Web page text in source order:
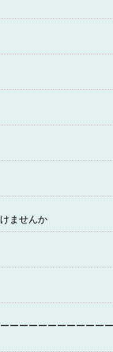
ませんか
ーーーーーーーーーー